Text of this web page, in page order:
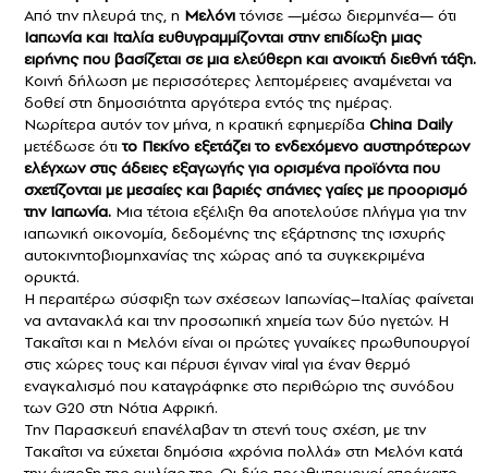
Από την πλευρά της, η Μελόνιτόνισε —μέσω διερμηνέα— ότι
Ιαπωνία και Ιταλία ευθυγραμμίζονται στην επιδίωξη μιας
ειρήνης που βασίζεται σε μια ελεύθερη και ανοικτή διεθνή τάξη.
Κοινή δήλωση με περισσότερες λεπτομέρειες αναμένεται να
δοθεί στη δημοσιότητα αργότερα εντός της ημέρας.
Νωρίτερα αυτόν τον μήνα, η κρατική εφημερίδα China Daily
μετέδωσε ότιτο Πεκίνο εξετάζει το ενδεχόμενο αυστηρότερων
ελέγχων στις άδειες εξαγωγής για ορισμένα προϊόντα που
σχετίζονται με μεσαίες και βαριές σπάνιες γαίες με προορισμό
την Ιαπωνία. Μια τέτοια εξέλιξη θα αποτελούσε πλήγμα για την
ιαπωνική οικονομία, δεδομένης της εξάρτησης της ισχυρής
αυτοκινητοβιομηχανίας της χώρας από τα συγκεκριμένα
ορυκτά.
Η περαιτέρω σύσφιξη των σχέσεων Ιαπωνίας–Ιταλίας φαίνεται
να αντανακλά και την προσωπική χημεία των δύο ηγετών. Η
Τακαΐτσι και η Μελόνι είναι οι πρώτες γυναίκες πρωθυπουργοί
στις χώρες τους και πέρυσι έγιναν viral για έναν θερμό
εναγκαλισμό που καταγράφηκε στο περιθώριο της συνόδου
των G20 στη Νότια Αφρική.
Την Παρασκευή επανέλαβαν τη στενή τους σχέση, με την
Τακαΐτσι να εύχεται δημόσια «χρόνια πολλά» στη Μελόνι κατά